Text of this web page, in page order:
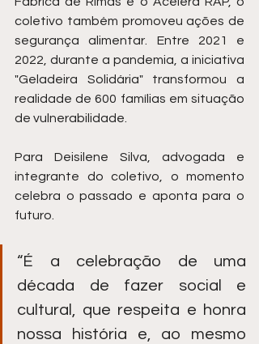
coletivo também promoveu ações de
segurança alimentar. Entre 2021 e
2022, durante a pandemia, a iniciativa
"Geladeira Solidária" transformou a
realidade de 600 famílias em situação
de vulnerabilidade.
Para Deisilene Silva, advogada e
integrante do coletivo, o momento
celebra o passado e aponta para o
futuro.
“É a celebração de uma
década de fazer social e
cultural, que respeita e honra
nossa história e, ao mesmo